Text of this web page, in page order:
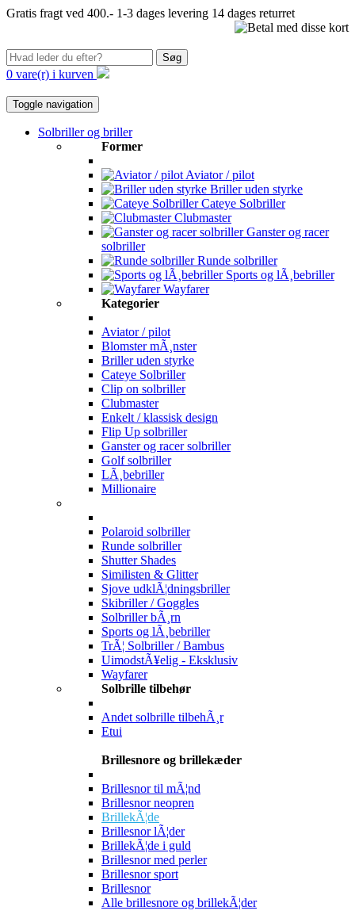
Gratis fragt ved 400.- 1-3 dages levering 14 dages returret
Søg
0 vare(r) i kurven
Toggle navigation
Solbriller og briller
Former
Aviator / pilot
Briller uden styrke
Cateye Solbriller
Clubmaster
Ganster og racer
solbriller
Runde solbriller
Sports og lÃ¸bebriller
Wayfarer
Kategorier
Aviator / pilot
Blomster mÃ¸nster
Briller uden styrke
Cateye Solbriller
Clip on solbriller
Clubmaster
Enkelt / klassisk design
Flip Up solbriller
Ganster og racer solbriller
Golf solbriller
LÃ¸bebriller
Millionaire
Polaroid solbriller
Runde solbriller
Shutter Shades
Similisten & Glitter
Sjove udklÃ¦dningsbriller
Skibriller / Goggles
Solbriller bÃ¸rn
Sports og lÃ¸bebriller
TrÃ¦ Solbriller / Bambus
UimodstÃ¥elig - Eksklusiv
Wayfarer
Solbrille tilbehør
Andet solbrille tilbehÃ¸r
Etui
Brillesnore og brillekæder
Brillesnor til mÃ¦nd
Brillesnor neopren
BrillekÃ¦de
Brillesnor lÃ¦der
BrillekÃ¦de i guld
Brillesnor med perler
Brillesnor sport
Brillesnor
Alle brillesnore og brillekÃ¦der